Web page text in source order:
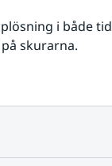
i både tid
skurarna.